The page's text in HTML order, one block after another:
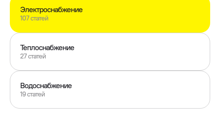
Электроснабжение
107 статей
Теплоснабжение
27 статей
Водоснабжение
19 статей